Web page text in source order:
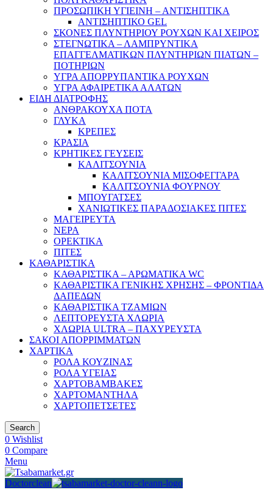
ΠΡΟΣΩΠΙΚΗ ΥΓΙΕΙΝΗ – ΑΝΤΙΣΗΠΤΙΚΑ
ΑΝΤΙΣΗΠΤΙΚΟ GEL
ΣΚΟΝΕΣ ΠΛΥΝΤΗΡΙΟΥ ΡΟΥΧΩΝ KAI XΕΙΡΟΣ
ΣΤΕΓΝΩΤΙΚΑ – ΛΑΜΠΡΥΝΤΙΚΑ
ΕΠΑΓΓΕΛΜΑΤΙΚΩΝ ΠΛΥΝΤΗΡΙΩΝ ΠΙΑΤΩΝ –
ΠΟΤΗΡΙΩΝ
ΥΓΡΑ ΑΠΟΡΡΥΠΑΝΤΙΚΑ ΡΟΥΧΩΝ
ΥΓΡΑ ΑΦΑΙΡΕΤΙΚΑ ΑΛΑΤΩΝ
ΕΙΔΗ ΔΙΑΤΡΟΦΗΣ
ΑΝΘΡΑΚΟΥΧΑ ΠΟΤΑ
ΓΛΥΚΑ
ΚΡΕΠΕΣ
ΚΡΑΣΙΑ
ΚΡΗΤΙΚΕΣ ΓΕΥΣΕΙΣ
ΚΑΛΙΤΣΟΥΝΙΑ
ΚΑΛΙΤΣΟΥΝΙΑ ΜΙΣΟΦΕΓΓΑΡΑ
ΚΑΛΙΤΣΟΥΝΙΑ ΦΟΥΡΝΟΥ
ΜΠΟΥΓΑΤΣΕΣ
ΧΑΝΙΩΤΙΚΕΣ ΠΑΡΑΔΟΣΙΑΚΕΣ ΠΙΤΕΣ
ΜΑΓΕΙΡΕΥΤΑ
ΝΕΡΑ
ΟΡΕΚΤΙΚΑ
ΠΙΤΕΣ
ΚΑΘΑΡΙΣΤΙΚΑ
ΚΑΘΑΡΙΣΤΙΚΑ – ΑΡΩΜΑΤΙΚΑ WC
ΚΑΘΑΡΙΣΤΙΚΑ ΓΕΝΙΚΗΣ ΧΡΗΣΗΣ – ΦΡΟΝΤΙΔΑ
ΔΑΠΕΔΩΝ
ΚΑΘΑΡΙΣΤΙΚΑ ΤΖΑΜΙΩΝ
ΛΕΠΤΟΡΕΥΣΤΑ ΧΛΩΡΙΑ
ΧΛΩΡΙΑ ULTRA – ΠΑΧΥΡΕΥΣΤΑ
ΣΑΚΟΙ ΑΠΟΡΡΙΜΜΑΤΩΝ
ΧΑΡΤΙΚΑ
ΡΟΛΑ ΚΟΥΖΙΝΑΣ
ΡΟΛΑ ΥΓΕΙΑΣ
ΧΑΡΤΟΒΑΜΒΑΚΕΣ
ΧΑΡΤΟΜΑΝΤΗΛΑ
ΧΑΡΤΟΠΕΤΣΕΤΕΣ
Search
0 Wishlist
0 Compare
Menu
Doctorclean